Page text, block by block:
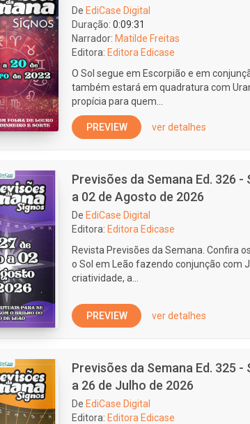
De EdiCase Digital
Duração: 0:09:31
Narrador: Matilde Freitas
Editora: Editora Edicase
O Sol segue em Escorpião e em
também estará em quadratura com
propícia para quem...
PREVIEW ver detalhes
Previsões da Semana Ed. 326
a 02 de Agosto de 2026
De EdiCase Digital
Editora: Editora Edicase
Revista Previsões da Semana. Confira
o Sol em Leão fazendo conjunção com
criatividade, a...
PREVIEW ver detalhes
Previsões da Semana Ed. 325
a 26 de Julho de 2026
De EdiCase Digital
Editora: Editora Edicase